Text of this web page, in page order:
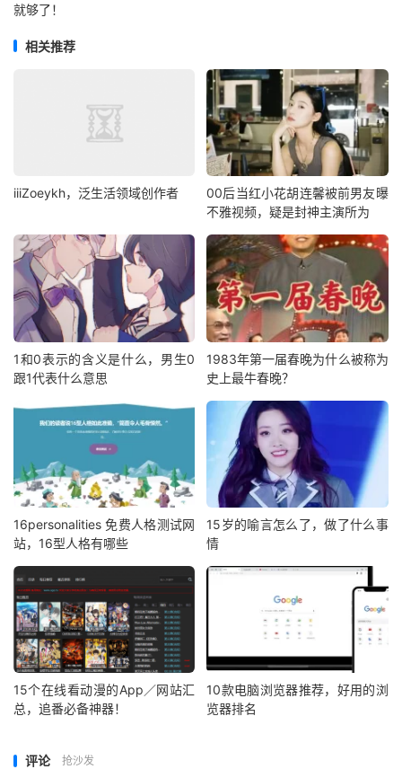
就够了！
相关推荐
iiiZoeykh，泛生活领域创作者
00后当红小花胡连馨被前男友曝
不雅视频，疑是封神主演所为
1和0表示的含义是什么，男生0
跟1代表什么意思
1983年第一届春晚为什么被称为
史上最牛春晚？
16personalities 免费人格测试网
站，16型人格有哪些
15岁的喻言怎么了，做了什么事
情
15个在线看动漫的App／网站汇
总，追番必备神器！
10款电脑浏览器推荐，好用的浏
览器排名
评论 抢沙发